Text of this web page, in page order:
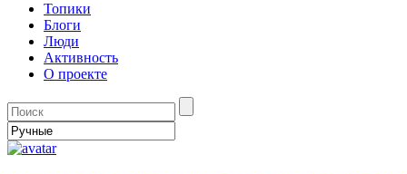
Топики
Блоги
Люди
Активность
О проекте